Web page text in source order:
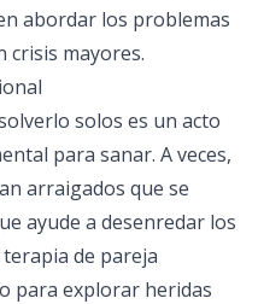
abordar los problemas
crisis mayores.
solos es un acto
para sanar. A veces,
arraigados que se
ayude a desenredar los
de pareja
para explorar heridas